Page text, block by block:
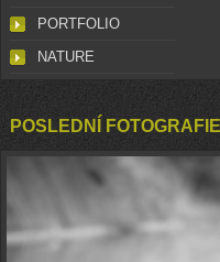
PORTFOLIO
NATURE
POSLEDNÍ FOTOGRAFIE